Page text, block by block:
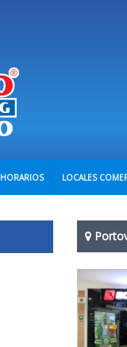
HORARIOS LOCALES